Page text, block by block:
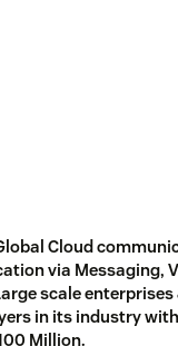
Cloud
via Messaging,
scale
in its industry
Million.